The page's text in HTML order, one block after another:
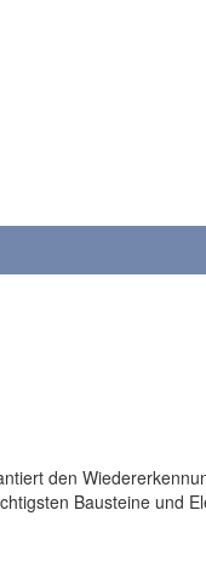
den
Bausteine und